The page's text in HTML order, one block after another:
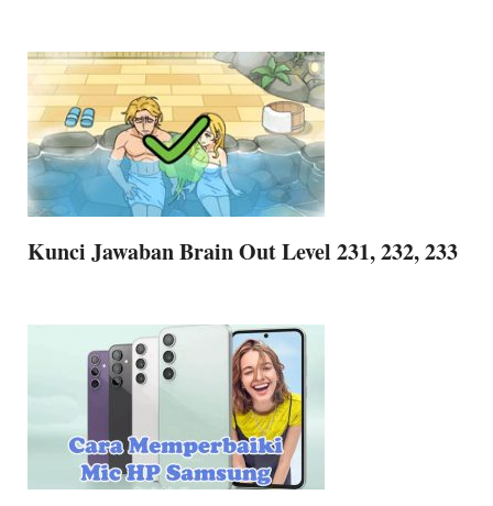
Kunci Jawaban Brain Out Level 231, 232, 233